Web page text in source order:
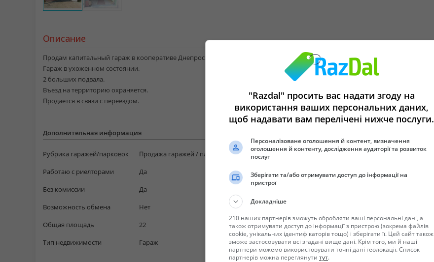
Описание
Продам капитальный гараж в кооперативе Днепроспецсталь.
Гараж в ухоженном состоянии.
2 больших подвала.
Въезд на территорию охраняется.
Продается в связи с переездом.
Дополнительная информация
Рубрика гаражей/парковок
Продажа гаражей / парковок
Работаю с риелторами
Да
Без комиссии
Да
Возможность обмена
Нет
Общая площадь
22
Тип недвижимости
Гараж
"Razdal" просить вас надати згоду на
використання ваших персональних даних,
щоб надавати вам перелічені нижче послуги.
Персоналізоване оголошення й контент, визначення
оголошення й контенту, дослідження аудиторії та розвиток
послуг
Зберігати та/або отримувати доступ до інформації на
пристрої
Докладніше
210 наших партнерів зможуть обробляти ваші персональні дані, а
також отримувати доступ до інформації з пристрою (зокрема файлів
cookie, унікальних ідентифікаторів тощо) і зберігати її. Цей сайт також
зможе застосовувати всі згадані вище дані. Крім того, ми й наші
партнери можемо використовувати точні дані геолокації. Список
партнерів можна переглянути тут.